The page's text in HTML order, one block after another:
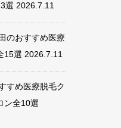
選 2026.7.11
のおすすめ医療
15選 2026.7.11
すめ医療脱毛ク
ン全10選